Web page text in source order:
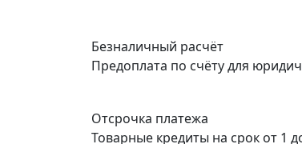
Безналичный расчёт
Предоплата по счёту для
Отсрочка платежа
Товарные кредиты на срок от 1